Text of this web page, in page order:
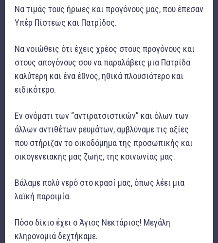
Να τιμάς τους ήρωες και προγόνους μας, που έπεσαν
Υπέρ Πίστεως και Πατρίδος.
Να νοιώθεις ότι έχεις χρέος στους προγόνους και
στους απογόνους σου να παραλάβεις μια Πατρίδα
καλύτερη και ένα έθνος, ηθικά πλουσιότερο και
ειδικότερο.
Εν ονόματι των “αντιρατσιστικών” και όλων των
άλλων αντιθέτων ρευμάτων, αμβλύναμε τις αξίες
που στήριζαν το οικοδόμημα της προσωπικής και
οικογενειακής μας ζωής, της κοινωνίας μας.
Βάλαμε πολύ νερό στο κρασί μας, όπως λέει μια
λαϊκή παροιμία.
Πόσο δίκιο έχει ο Άγιος Νεκτάριος! Μεγάλη
κληρονομιά δεχτήκαμε.